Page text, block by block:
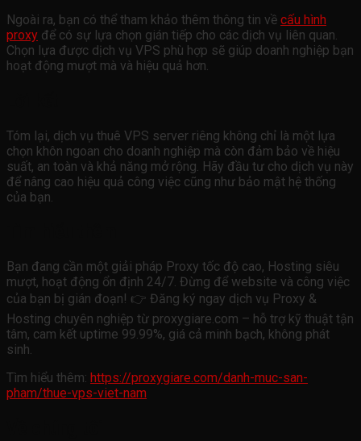
Ngoài ra, bạn có thể tham khảo thêm thông tin về cấu hình
proxy để có sự lựa chọn gián tiếp cho các dịch vụ liên quan.
Chọn lựa được dịch vụ VPS phù hợp sẽ giúp doanh nghiệp bạn
hoạt động mượt mà và hiệu quả hơn.
Tóm lại, dịch vụ thuê VPS server riêng không chỉ là một lựa
chọn khôn ngoan cho doanh nghiệp mà còn đảm bảo về hiệu
suất, an toàn và khả năng mở rộng. Hãy đầu tư cho dịch vụ này
để nâng cao hiệu quả công việc cũng như bảo mật hệ thống
của bạn.
Bạn đang cần một giải pháp Proxy tốc độ cao, Hosting siêu
mượt, hoạt động ổn định 24/7. Đừng để website và công việc
của bạn bị gián đoạn! 👉 Đăng ký ngay dịch vụ Proxy &
Hosting chuyên nghiệp từ proxygiare.com – hỗ trợ kỹ thuật tận
tâm, cam kết uptime 99.99%, giá cả minh bạch, không phát
sinh.
Tìm hiểu thêm: https://proxygiare.com/danh-muc-san-
pham/thue-vps-viet-nam